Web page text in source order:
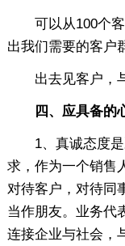
可以从100个客
出我们需要的客户
出去见客户，与
四、应具备的
1、真诚态度是
求，作为一个销售
对待客户，对待同
当作朋友。业务代
连接企业与社会，